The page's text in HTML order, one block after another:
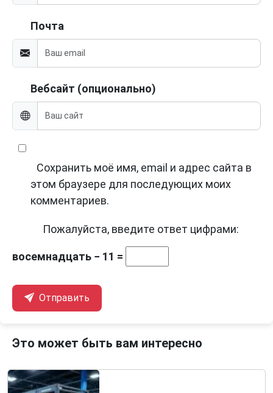
Почта
Вебсайт (опционально)
Сохранить моё имя, email и адрес сайта в
этом браузере для последующих моих
комментариев.
Пожалуйста, введите ответ цифрами:
восемнадцать − 11 =
Отправить
Это может быть вам интересно